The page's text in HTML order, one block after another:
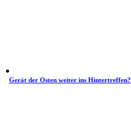
Gerät der Osten weiter ins Hintertreffen?